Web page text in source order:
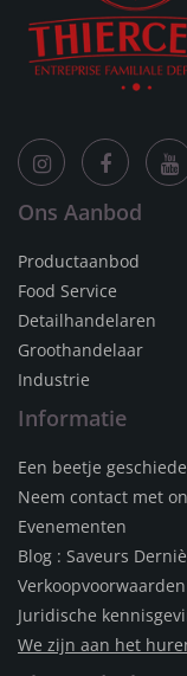
Ons Aanbod
Productaanbod
Food Service
Detailhandelaren
Groothandelaar
Industrie
Informatie
Een beetje
Neem contact met
Evenementen
Blog : Saveurs
Verkoopvoorwaarden
Juridische
We zijn aan het